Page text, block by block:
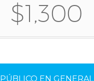
$1,300
PÚBLICO EN GENERAL